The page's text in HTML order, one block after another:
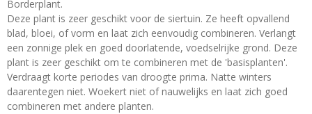
Borderplant.
Deze plant is zeer geschikt voor de siertuin. Ze heeft opvallend
blad, bloei, of vorm en laat zich eenvoudig combineren. Verlangt
een zonnige plek en goed doorlatende, voedselrijke grond. Deze
plant is zeer geschikt om te combineren met de 'basisplanten'.
Verdraagt korte periodes van droogte prima. Natte winters
daarentegen niet. Woekert niet of nauwelijks en laat zich goed
combineren met andere planten.